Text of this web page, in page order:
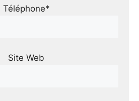
Téléphone*
Site Web